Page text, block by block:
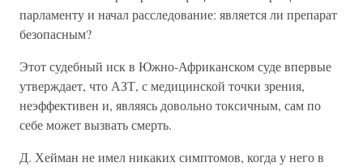
парламенту и начал расследование: является ли препарат
безопасным?
Этот судебный иск в Южно-Африканском суде впервые
утверждает, что АЗТ, с медицинской точки зрения,
неэффективен и, являясь довольно токсичным, сам по
себе может вызвать смерть.
Д. Хейман не имел никаких симптомов, когда у него в